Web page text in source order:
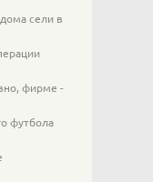
сели в
фирме -
футбола